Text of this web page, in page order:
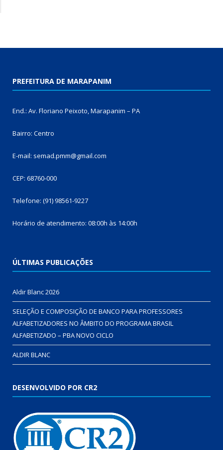
PREFEITURA DE MARAPANIM
End.: Av. Floriano Peixoto, Marapanim – PA
Bairro: Centro
E-mail: semad.pmm@gmail.com
CEP: 68760-000
Telefone: (91) 98561-9227
Horário de atendimento: 08:00h às 14:00h
ÚLTIMAS PUBLICAÇÕES
Aldir Blanc 2026
SELEÇÃO E COMPOSIÇÃO DE BANCO PARA PROFESSORES
ALFABETIZADORES NO ÂMBITO DO PROGRAMA BRASIL
ALFABETIZADO – PBA NOVO CICLO
ALDIR BLANC
DESENVOLVIDO POR CR2